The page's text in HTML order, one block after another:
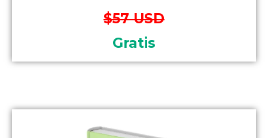
$57 USD
Gratis